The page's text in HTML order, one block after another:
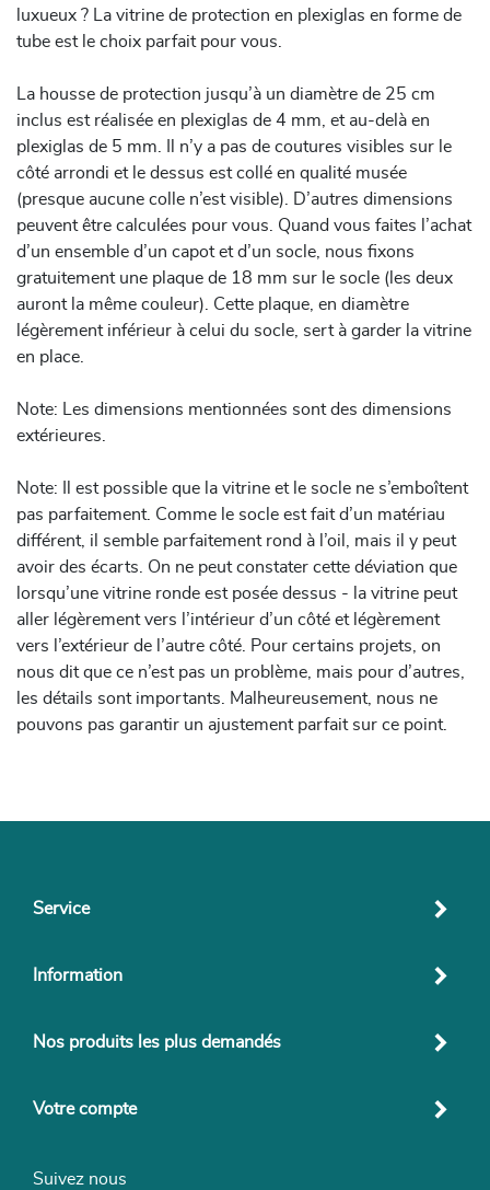
luxueux ? La vitrine de protection en plexiglas en forme de
tube est le choix parfait pour vous.
La housse de protection jusqu’à un diamètre de 25 cm
inclus est réalisée en plexiglas de 4 mm, et au-delà en
plexiglas de 5 mm. Il n’y a pas de coutures visibles sur le
côté arrondi et le dessus est collé en qualité musée
(presque aucune colle n’est visible). D’autres dimensions
peuvent être calculées pour vous. Quand vous faites l’achat
d’un ensemble d’un capot et d’un socle, nous fixons
gratuitement une plaque de 18 mm sur le socle (les deux
auront la même couleur). Cette plaque, en diamètre
légèrement inférieur à celui du socle, sert à garder la vitrine
en place.
Note: Les dimensions mentionnées sont des dimensions
extérieures.
Note: Il est possible que la vitrine et le socle ne s’emboîtent
pas parfaitement. Comme le socle est fait d’un matériau
différent, il semble parfaitement rond à l’oil, mais il y peut
avoir des écarts. On ne peut constater cette déviation que
lorsqu’une vitrine ronde est posée dessus - la vitrine peut
aller légèrement vers l’intérieur d’un côté et légèrement
vers l’extérieur de l’autre côté. Pour certains projets, on
nous dit que ce n’est pas un problème, mais pour d’autres,
les détails sont importants. Malheureusement, nous ne
pouvons pas garantir un ajustement parfait sur ce point.
Service
Information
Nos produits les plus demandés
Votre compte
Suivez nous